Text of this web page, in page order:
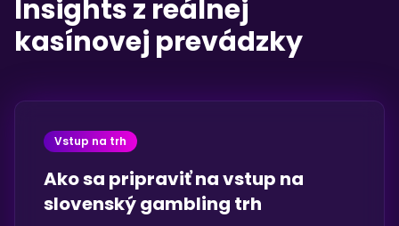
Insights z reálnej
kasínovej prevádzky
Vstup na trh
Ako sa pripraviť na vstup na
slovenský gambling trh